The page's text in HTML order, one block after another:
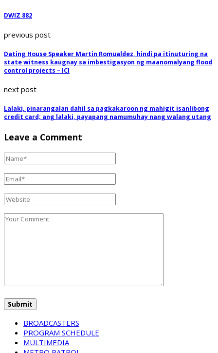
DWIZ 882
previous post
Dating House Speaker Martin Romualdez, hindi pa itinuturing na
state witness kaugnay sa imbestigasyon ng maanomalyang flood
control projects – ICI
next post
Lalaki, pinarangalan dahil sa pagkakaroon ng mahigit isanlibong
credit card; ang lalaki, payapang namumuhay nang walang utang
Leave a Comment
BROADCASTERS
PROGRAM SCHEDULE
MULTIMEDIA